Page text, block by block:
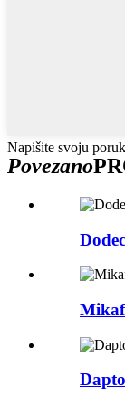
Napišite svoju
Povezano